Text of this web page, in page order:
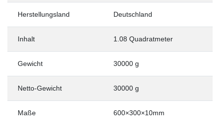
Herstellungsland Deutschland
Inhalt 1.08 Quadratmeter
Gewicht 30000 g
Netto-Gewicht 30000 g
Maße 600×300×10mm